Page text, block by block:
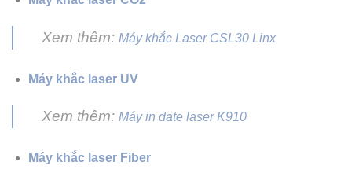
Xem thêm: Máy khắc Laser CSL30 Linx
Máy khắc laser UV
Xem thêm: Máy in date laser K910
Máy khắc laser Fiber